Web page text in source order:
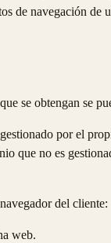
navegación
se obtengan se
por el
que no es
del cliente:
web.